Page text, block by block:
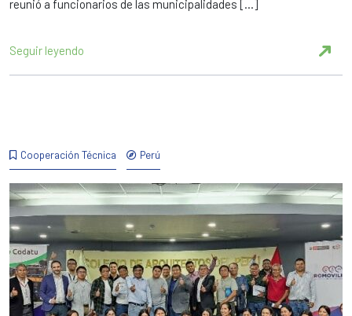
reunió a funcionarios de las municipalidades […]
Seguir leyendo
Cooperación Técnica Perú